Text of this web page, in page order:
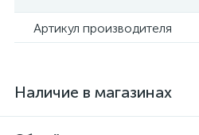
Артикул производителя
Наличие в магазинах